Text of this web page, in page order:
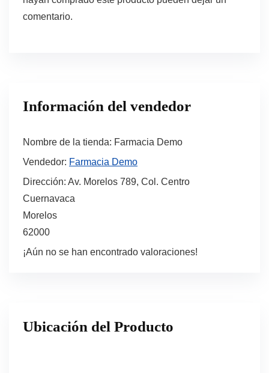
comentario.
Información del vendedor
Nombre de la tienda: Farmacia Demo
Vendedor: Farmacia Demo
Dirección: Av. Morelos 789, Col. Centro
Cuernavaca
Morelos
62000
¡Aún no se han encontrado valoraciones!
Ubicación del Producto